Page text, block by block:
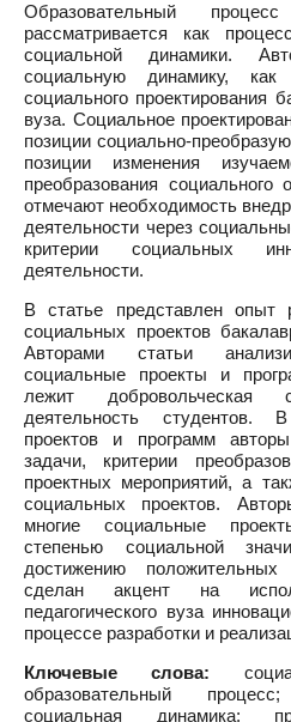
Образовательный
рассматривается как
социальной динамики.
социальную динамику,
социального проектирования
вуза. Социальное
позиции социально-
позиции изменения
преобразования социального
отмечают необходимость
деятельности через
критерии социальных
деятельности.
В статье представлен опыт
социальных проектов
Авторами статьи
социальные проекты и
лежит добровольческая
деятельность студентов.
проектов и программ
задачи, критерии
проектных мероприятий, а
социальных проектов.
многие социальные
степенью социальной
достижению
сделан акцент на
педагогического вуза
процессе разработки и
Ключевые слова:
образовательный
социальная динамика;